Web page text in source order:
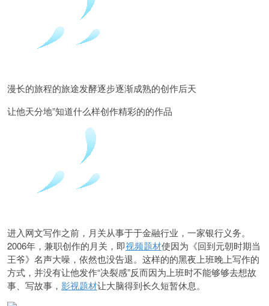
漫长的旅程的旅途发酵逐步逐渐成熟的创作后天
让他天分地”知道什么样创作精彩的的作品
进入网文写作之前，月关从事于于金融行业，一家银行义务。
2006年，兼职创作的月关，即视频题材使因为《回到元朝时期当
王爷》名声大噪，依然也没告退。这样的的黑夜上班晚上写作的
方式，并没有让他发作“决裂感”反而因为上班时不能够够去想故
事、写故事， 影视题材让大脑得到长久短暂休息。